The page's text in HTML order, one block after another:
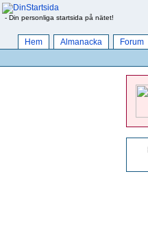
- Din personliga startsida på nätet!
Hem Almanacka Forum